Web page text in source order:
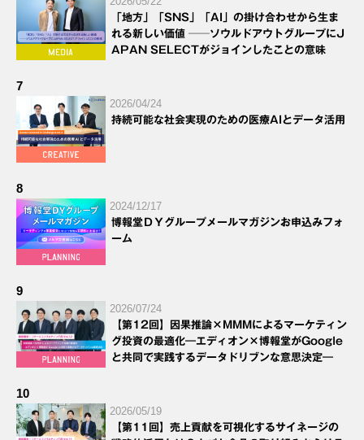
「地方」「SNS」「AI」の掛け合わせから生ま
れる新しい価値 ──ソウルドアウトグループにJ
APAN SELECTがジョインしたことの意味
7
2026/04/24
持続可能な社会実現のための医療AIとデータ活用
8
2024/12/17
博報堂ＤＹグループメールマガジンお申込みフォ
ーム
9
2026/07/24
【第12回】因果推論×MMMによるマーケティン
グ投資の最適化―エディオン×博報堂がGoogle
と共同で実践するデータドリブンな意思決定―
10
2026/05/19
【第11回】売上貢献を可視化するサイネージの